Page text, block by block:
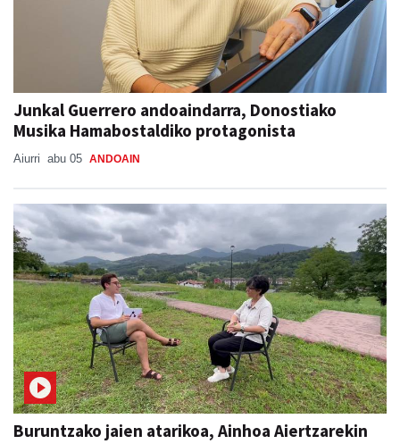
Junkal Guerrero andoaindarra, Donostiako
Musika Hamabostaldiko protagonista
Aiurri abu 05 ANDOAIN
Buruntzako jaien atarikoa, Ainhoa Aiertzarekin